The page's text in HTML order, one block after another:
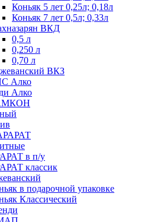
Коньяк 5 лет 0,25л; 0,18л
Коньяк 7 лет 0,5л; 0,33л
ВКД
0,5 л
0,250 л
0,70 л
ВКЗ
Алко
Алко
в п/у
классик
в подарочной упаковке
Классический